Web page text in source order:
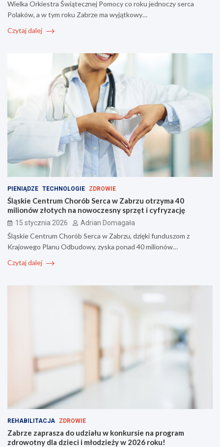
Wielka Orkiestra Świątecznej Pomocy co roku jednoczy serca
Polaków, a w tym roku Zabrze ma wyjątkowy…
Czytaj dalej
PIENIĄDZE TECHNOLOGIE ZDROWIE
Śląskie Centrum Chorób Serca w Zabrzu otrzyma 40
milionów złotych na nowoczesny sprzęt i cyfryzację
15 stycznia 2026 Adrian Domagała
Śląskie Centrum Chorób Serca w Zabrzu, dzięki funduszom z
Krajowego Planu Odbudowy, zyska ponad 40 milionów…
Czytaj dalej
REHABILITACJA ZDROWIE
Zabrze zaprasza do udziału w konkursie na program
zdrowotny dla dzieci i młodzieży w 2026 roku!